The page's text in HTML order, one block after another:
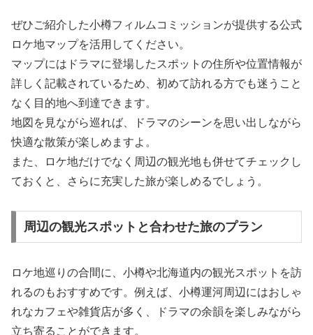
ぜひご紹介した小樽フィルムコミッションが提供する公式
ロケ地マップを活用してください。
マップにはドラマに登場したスポットの住所や位置情報が
詳しく記載されているため、初めて訪れる方でも迷うこと
なく目的地へ到達できます。
地図を見ながら巡れば、ドラマのシーンを思い出しながら
快適な散策が楽しめますよ。
また、ロケ地だけでなく周辺の観光地も併せてチェックし
ておくと、さらに充実した旅が楽しめるでしょう。
周辺の観光スポットと合わせた旅のプラン
ロケ地巡りの合間に、小樽や北海道内の観光スポットを訪
れるのもおすすめです。例えば、小樽運河周辺にはおしゃ
れなカフェや雑貨店が多く、ドラマの余韻を楽しみながら
立ち寄ることができます。